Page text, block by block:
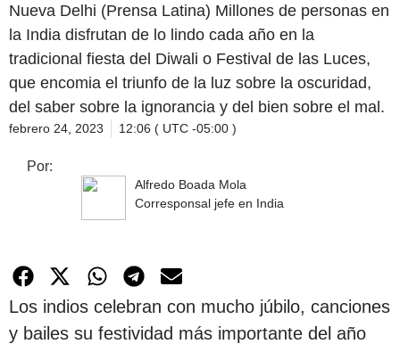
Nueva Delhi (Prensa Latina) Millones de personas en
la India disfrutan de lo lindo cada año en la
tradicional fiesta del Diwali o Festival de las Luces,
que encomia el triunfo de la luz sobre la oscuridad,
del saber sobre la ignorancia y del bien sobre el mal.
febrero 24, 2023 12:06 ( UTC -05:00 )
Por:
Alfredo Boada Mola
Corresponsal jefe en India
Los indios celebran con mucho júbilo, canciones
y bailes su festividad más importante del año